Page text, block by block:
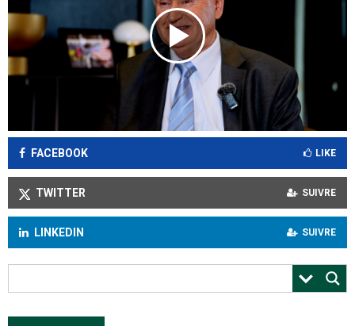
FACEBOOK LIKE
TWITTER SUIVRE
LINKEDIN SUIVRE